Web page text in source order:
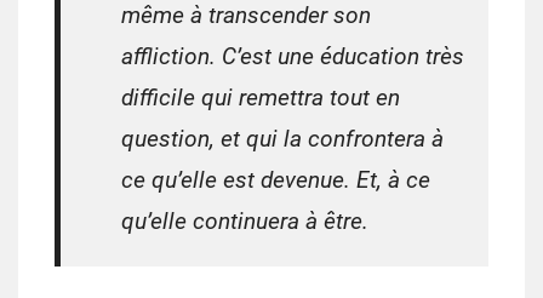
même à transcender son
affliction. C’est une éducation très
difficile qui remettra tout en
question, et qui la confrontera à
ce qu’elle est devenue. Et, à ce
qu’elle continuera à être.